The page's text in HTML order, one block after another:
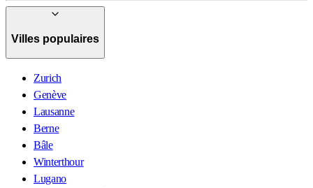
Villes populaires
Zurich
Genève
Lausanne
Berne
Bâle
Winterthour
Lugano